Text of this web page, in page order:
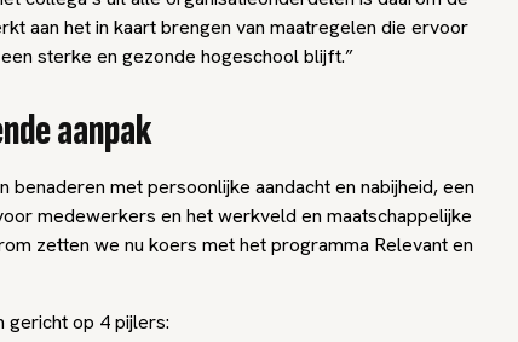
aan het in kaart brengen van maatregelen die ervoor
sterke en gezonde hogeschool blijft.”
aanpak
benaderen met persoonlijke aandacht en nabijheid, een
medewerkers en het werkveld en maatschappelijke
zetten we nu koers met het programma Relevant en
gericht op 4 pijlers: